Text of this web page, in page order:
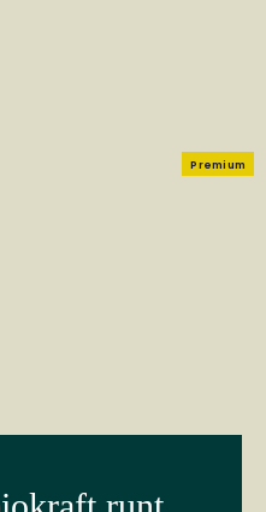
Premium